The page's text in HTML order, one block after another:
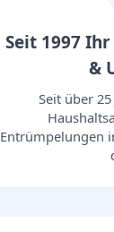
Seit 1997
&
Seit über
Entrümpelungen